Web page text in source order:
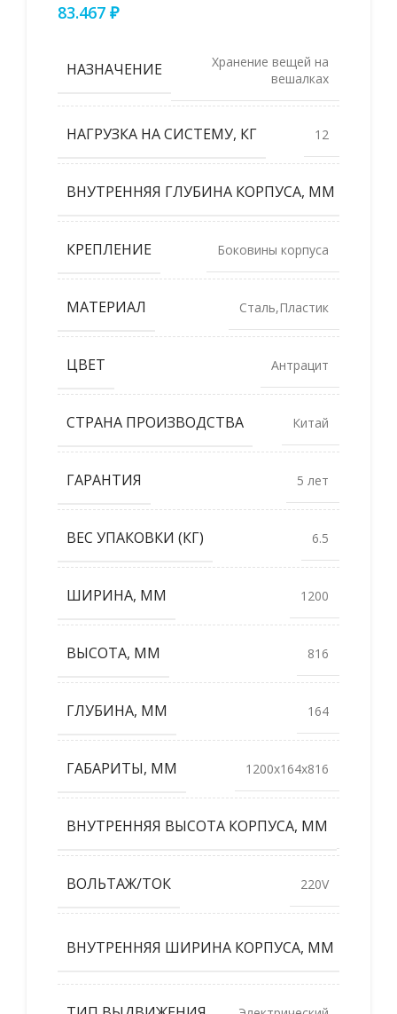
83.467 ₽
НАЗНАЧЕНИЕ
Хранение вещей на
вешалках
НАГРУЗКА НА СИСТЕМУ, КГ 12
ВНУТРЕННЯЯ ГЛУБИНА КОРПУСА, ММ
КРЕПЛЕНИЕ Боковины корпуса
МАТЕРИАЛ Сталь,Пластик
ЦВЕТ Антрацит
СТРАНА ПРОИЗВОДСТВА Китай
ГАРАНТИЯ 5 лет
ВЕС УПАКОВКИ (КГ) 6.5
ШИРИНА, ММ 1200
ВЫСОТА, ММ 816
ГЛУБИНА, ММ 164
ГАБАРИТЫ, ММ 1200x164x816
ВНУТРЕННЯЯ ВЫСОТА КОРПУСА, ММ
ВОЛЬТАЖ/ТОК 220V
ВНУТРЕННЯЯ ШИРИНА КОРПУСА, ММ